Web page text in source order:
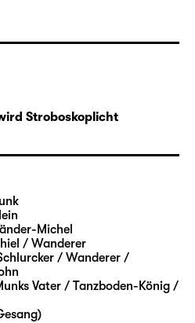
Stroboskoplicht
Michel
/ Wanderer
/ Wanderer /
Vater / Tanzboden-König /